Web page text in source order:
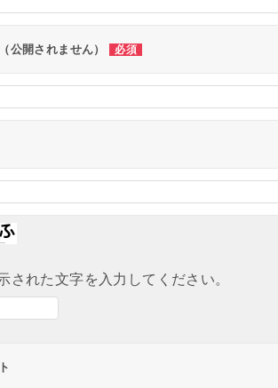
公開されません） 必須
された文字を入力してください。